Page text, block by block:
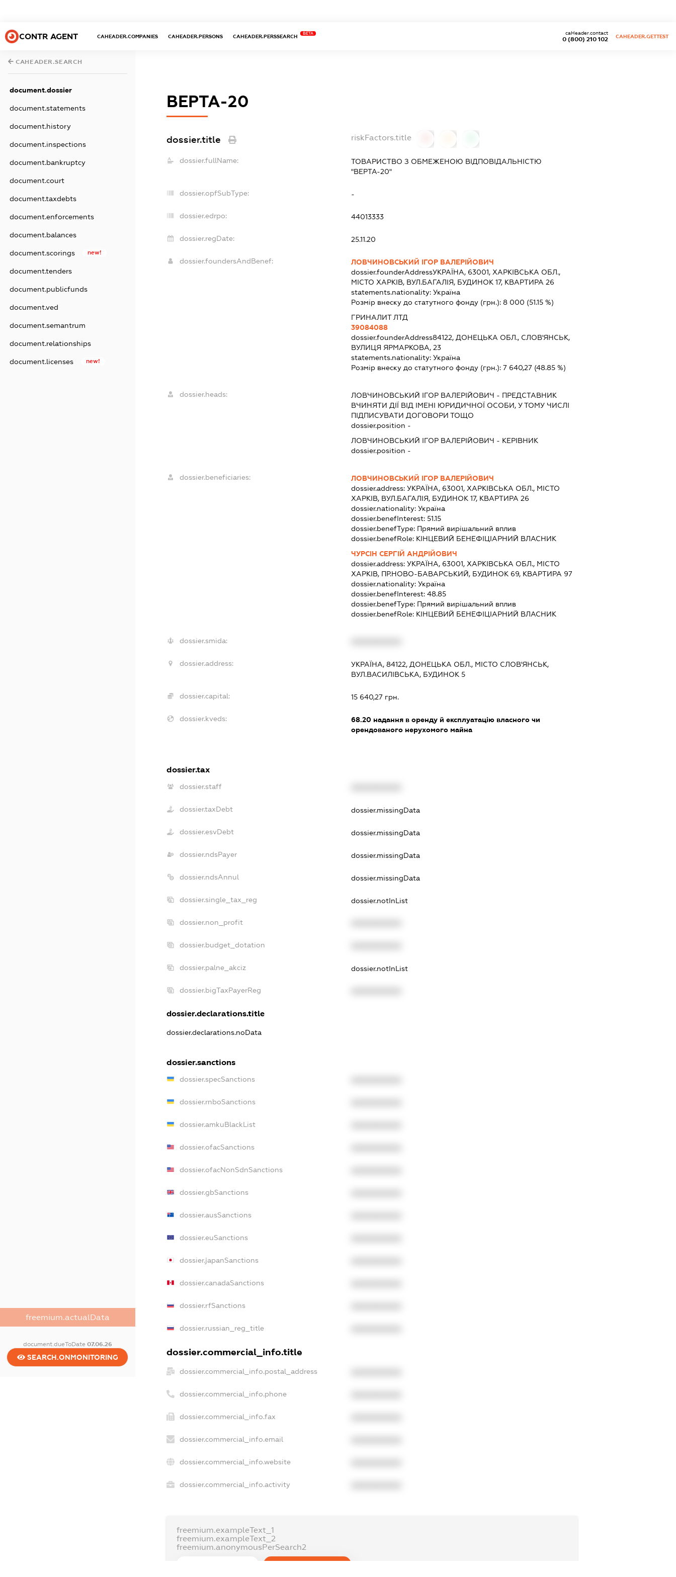
CONTR AGENT CAHEADER.COMPANIES CAHEADER.PERSONS CAHEADER.PERSSEARCH
BETA
0 (800) 210 102
caHeader.contact
CAHEADER.GETTEST
CAHEADER.SEARCH
document.dossier
document.statements
document.history
document.inspections
document.bankruptcy
document.court
document.taxdebts
document.enforcements
document.balances
document.scorings new!
document.tenders
document.publicfunds
document.ved
document.semantrum
document.relationships
document.licenses new!
freemium.actualData
document.dueToDate 07.06.26
SEARCH.ONMONITORING
ВЕРТА-20
dossier.title riskFactors.title
dossier.fullName:
ТОВАРИСТВО З ОБМЕЖЕНОЮ ВІДПОВІДАЛЬНІСТЮ
"ВЕРТА-20"
dossier.opfSubType: -
dossier.edrpo: 44013333
dossier.regDate: 25.11.20
dossier.foundersAndBenef:
ЛОВЧИНОВСЬКИЙ ІГОР ВАЛЕРІЙОВИЧ
dossier.founderAddressУКРАЇНА, 63001, ХАРКІВСЬКА ОБЛ.,
МІСТО ХАРКІВ, ВУЛ.БАГАЛІЯ, БУДИНОК 17, КВАРТИРА 26
statements.nationality:Україна
Розмір внеску до статутного фонду (грн.):8 000 (51.15 %)
ГРИНАЛИТ ЛТД
39084088
dossier.founderAddress84122, ДОНЕЦЬКА ОБЛ., СЛОВ'ЯНСЬК,
ВУЛИЦЯ ЯРМАРКОВА, 23
statements.nationality:Україна
Розмір внеску до статутного фонду (грн.):7 640,27 (48.85 %)
dossier.heads: ЛОВЧИНОВСЬКИЙ ІГОР ВАЛЕРІЙОВИЧ - ПРЕДСТАВНИК
ВЧИНЯТИ ДІЇ ВІД ІМЕНІ ЮРИДИЧНОЇ ОСОБИ, У ТОМУ ЧИСЛІ
ПІДПИСУВАТИ ДОГОВОРИ ТОЩО
dossier.position -
ЛОВЧИНОВСЬКИЙ ІГОР ВАЛЕРІЙОВИЧ - КЕРІВНИК
dossier.position -
dossier.beneficiaries:
ЛОВЧИНОВСЬКИЙ ІГОР ВАЛЕРІЙОВИЧ
dossier.address:УКРАЇНА, 63001, ХАРКІВСЬКА ОБЛ., МІСТО
ХАРКІВ, ВУЛ.БАГАЛІЯ, БУДИНОК 17, КВАРТИРА 26
dossier.nationality:Україна
dossier.benefInterest:51.15
dossier.benefType: Прямий вирішальний вплив
dossier.benefRole: КІНЦЕВИЙ БЕНЕФІЦІАРНИЙ ВЛАСНИК
ЧУРСІН СЕРГІЙ АНДРІЙОВИЧ
dossier.address:УКРАЇНА, 63001, ХАРКІВСЬКА ОБЛ., МІСТО
ХАРКІВ, ПР.НОВО-БАВАРСЬКИЙ, БУДИНОК 69, КВАРТИРА 97
dossier.nationality:Україна
dossier.benefInterest:48.85
dossier.benefType: Прямий вирішальний вплив
dossier.benefRole: КІНЦЕВИЙ БЕНЕФІЦІАРНИЙ ВЛАСНИК
dossier.smida:
dossier.address:
УКРАЇНА, 84122, ДОНЕЦЬКА ОБЛ., МІСТО СЛОВ'ЯНСЬК,
ВУЛ.ВАСИЛІВСЬКА, БУДИНОК 5
dossier.capital: 15 640,27 грн.
dossier.kveds: 68.20 надання в оренду й експлуатацію власного чи
орендованого нерухомого майна
dossier.tax
dossier.staff
dossier.taxDebt dossier.missingData
dossier.esvDebt dossier.missingData
dossier.ndsPayer dossier.missingData
dossier.ndsAnnul dossier.missingData
dossier.single_tax_reg dossier.notInList
dossier.non_profit
dossier.budget_dotation
dossier.palne_akciz dossier.notInList
dossier.bigTaxPayerReg
dossier.declarations.title
dossier.declarations.noData
dossier.sanctions
dossier.specSanctions
dossier.rnboSanctions
dossier.amkuBlackList
dossier.ofacSanctions
dossier.ofacNonSdnSanctions
dossier.gbSanctions
dossier.ausSanctions
dossier.euSanctions
dossier.japanSanctions
dossier.canadaSanctions
dossier.rfSanctions
dossier.russian_reg_title
dossier.commercial_info.title
dossier.commercial_info.postal_address
dossier.commercial_info.phone
dossier.commercial_info.fax
dossier.commercial_info.email
dossier.commercial_info.website
dossier.commercial_info.activity
freemium.exampleText_1
freemium.exampleText_2
freemium.anonymousPerSearch2